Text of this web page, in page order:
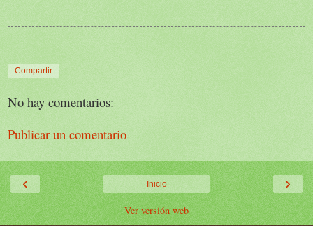
Compartir
No hay comentarios:
Publicar un comentario
‹ ›
Inicio
Ver versión web